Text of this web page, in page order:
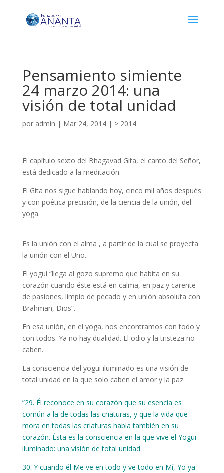
Pensamiento simiente
24 marzo 2014: una
visión de total unidad
por admin | Mar 24, 2014| > 2014
El capítulo sexto del Bhagavad Gita, el canto del Señor,
está dedicado a la meditación.
El Gita nos sigue hablando hoy, cinco mil años después
y con poética precisión, de la ciencia de la unión, del
yoga.
Es la unión con el alma , a partir de la cual se proyecta
la unión con el Uno.
El yogui “llega al gozo supremo que habita en su
corazón cuando éste está en calma, en paz y carente
de pasiones, limpio de pecado y en unión absoluta con
Brahman, Dios”.
En esa unión, en el yoga, nos encontramos con todo y
con todos. Ya no hay dualidad. El odio y la tristeza no
caben.
La consciencia del yogui iluminado es una visión de
total unidad en la que solo caben el amor y la paz.
”29. Él reconoce en su corazón que su esencia es
común a la de todas las criaturas, y que la vida que
mora en todas las criaturas habla también en su
corazón. Ésta es la consciencia en la que vive el Yogui
iluminado: una visión de total unidad.
30. Y cuando él Me ve en todo y ve todo en Mí, Yo ya